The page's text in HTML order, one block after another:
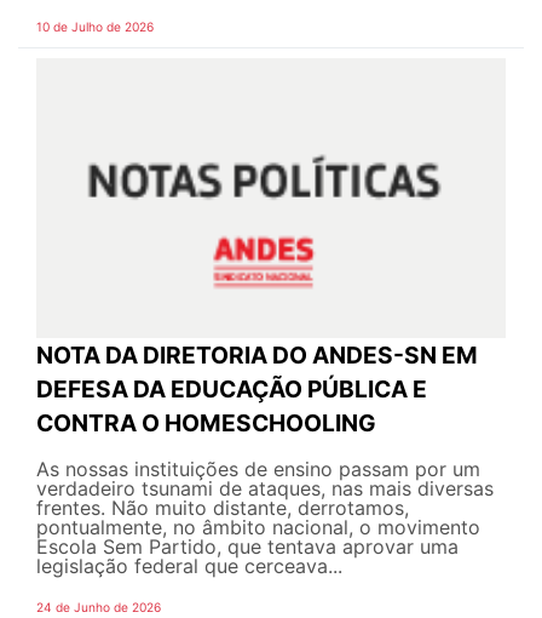
10 de Julho de 2026
NOTA DA DIRETORIA DO ANDES-SN EM
DEFESA DA EDUCAÇÃO PÚBLICA E
CONTRA O HOMESCHOOLING
As nossas instituições de ensino passam por um
verdadeiro tsunami de ataques, nas mais diversas
frentes. Não muito distante, derrotamos,
pontualmente, no âmbito nacional, o movimento
Escola Sem Partido, que tentava aprovar uma
legislação federal que cerceava...
24 de Junho de 2026